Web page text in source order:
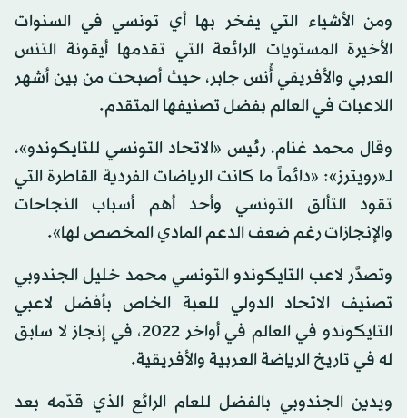
ومن الأشياء التي يفخر بها أي تونسي في السنوات
الأخيرة المستويات الرائعة التي تقدمها أيقونة التنس
العربي والأفريقي أُنس جابر، حيث أصبحت من بين أشهر
اللاعبات في العالم بفضل تصنيفها المتقدم.
وقال محمد غنام، رئيس «الاتحاد التونسي للتايكوندو»،
لـ«رويترز»: «دائماً ما كانت الرياضات الفردية القاطرة التي
تقود التألق التونسي وأحد أهم أسباب النجاحات
والإنجازات رغم ضعف الدعم المادي المخصص لها».
وتصدَّر لاعب التايكوندو التونسي محمد خليل الجندوبي
تصنيف الاتحاد الدولي للعبة الخاص بأفضل لاعبي
التايكوندو في العالم في أواخر 2022، في إنجاز لا سابق
له في تاريخ الرياضة العربية والأفريقية.
ويدين الجندوبي بالفضل للعام الرائع الذي قدّمه بعد